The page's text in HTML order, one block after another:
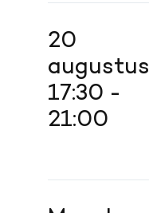
20
augustus
17:30 -
21:00